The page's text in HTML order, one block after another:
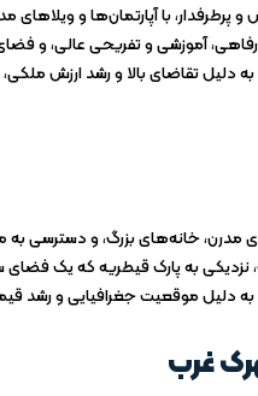
با آپارتمان‌ها و ویلاهای
آموزشی و تفریحی عالی، و
به دلیل تقاضای بالا و رشد ارزش
مدرن، خانه‌های بزرگ، و دسترسی
نزدیکی به پارک قیطریه که یک
به دلیل موقعیت جغرافیایی و رشد
غرب